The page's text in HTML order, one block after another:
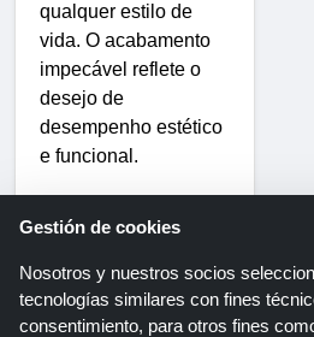
qualquer estilo de
vida. O acabamento
impecável reflete o
desejo de
desempenho estético
e funcional.
Cancelamento Ativo
de Ruído
Gestión de cookies
Nosotros y nuestros socios
tecnologías similares con fines
consentimiento, para otros fines